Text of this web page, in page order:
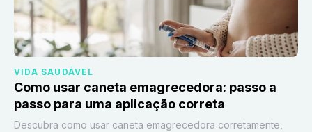
VIDA SAUDÁVEL
Como usar caneta emagrecedora: passo a
passo para uma aplicação correta
Descubra como usar caneta emagrecedora corretamente,